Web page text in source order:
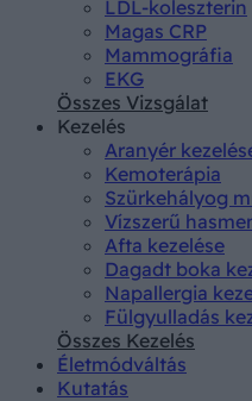
LDL-koleszterin
Magas CRP
Mammográfia
EKG
Összes Vizsgálat
Kezelés
Aranyér
Kemoterápia
Szürkehályog
Vízszerű
Afta kezelése
Dagadt boka
Napallergia
Fülgyulladás
Összes Kezelés
Életmódváltás
Kutatás